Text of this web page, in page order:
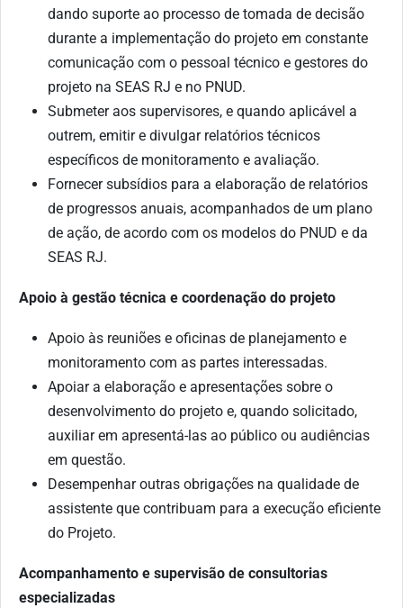
dando suporte ao processo de tomada de decisão
durante a implementação do projeto em constante
comunicação com o pessoal técnico e gestores do
projeto na SEAS RJ e no PNUD.
Submeter aos supervisores, e quando aplicável a
outrem, emitir e divulgar relatórios técnicos
específicos de monitoramento e avaliação.
Fornecer subsídios para a elaboração de relatórios
de progressos anuais, acompanhados de um plano
de ação, de acordo com os modelos do PNUD e da
SEAS RJ.
Apoio à gestão técnica e coordenação do projeto
Apoio às reuniões e oficinas de planejamento e
monitoramento com as partes interessadas.
Apoiar a elaboração e apresentações sobre o
desenvolvimento do projeto e, quando solicitado,
auxiliar em apresentá-las ao público ou audiências
em questão.
Desempenhar outras obrigações na qualidade de
assistente que contribuam para a execução eficiente
do Projeto.
Acompanhamento e supervisão de consultorias
especializadas